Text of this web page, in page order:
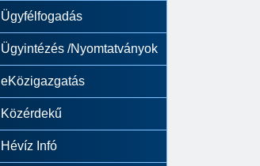
Ügyfélfogadás
Ügyintézés /Nyomtatványok
eKözigazgatás
Közérdekű
Hévíz Infó